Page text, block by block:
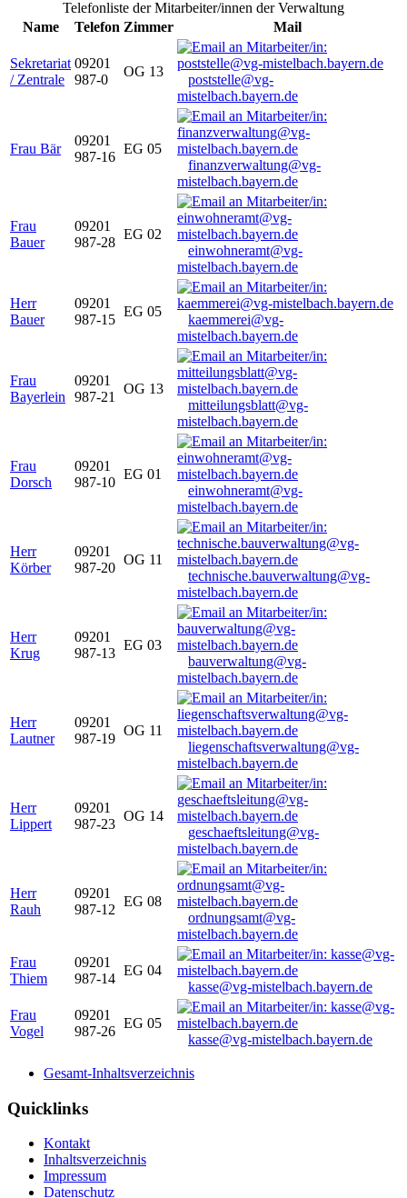
Telefonliste der Mitarbeiter/innen der Verwaltung
Name
Telefon Zimmer Mail
Sekretariat
/ Zentrale
09201
987-0
OG 13
poststelle@vg-
mistelbach.bayern.de
Frau Bär
09201
987-16
EG 05
finanzverwaltung@vg-
mistelbach.bayern.de
Frau
Bauer
09201
987-28
EG 02
einwohneramt@vg-
mistelbach.bayern.de
Herr
Bauer
09201
987-15
EG 05
kaemmerei@vg-
mistelbach.bayern.de
Frau
Bayerlein
09201
987-21
OG 13
mitteilungsblatt@vg-
mistelbach.bayern.de
Frau
Dorsch
09201
987-10
EG 01
einwohneramt@vg-
mistelbach.bayern.de
Herr
Körber
09201
987-20
OG 11
technische.bauverwaltung@vg-
mistelbach.bayern.de
Herr
Krug
09201
987-13
EG 03
bauverwaltung@vg-
mistelbach.bayern.de
Herr
Lautner
09201
987-19
OG 11
liegenschaftsverwaltung@vg-
mistelbach.bayern.de
Herr
Lippert
09201
987-23
OG 14
geschaeftsleitung@vg-
mistelbach.bayern.de
Herr
Rauh
09201
987-12
EG 08
ordnungsamt@vg-
mistelbach.bayern.de
Frau
Thiem
09201
987-14
EG 04
kasse@vg-mistelbach.bayern.de
Frau
Vogel
09201
987-26
EG 05
kasse@vg-mistelbach.bayern.de
Gesamt-Inhaltsverzeichnis
Quicklinks
Kontakt
Inhaltsverzeichnis
Impressum
Datenschutz